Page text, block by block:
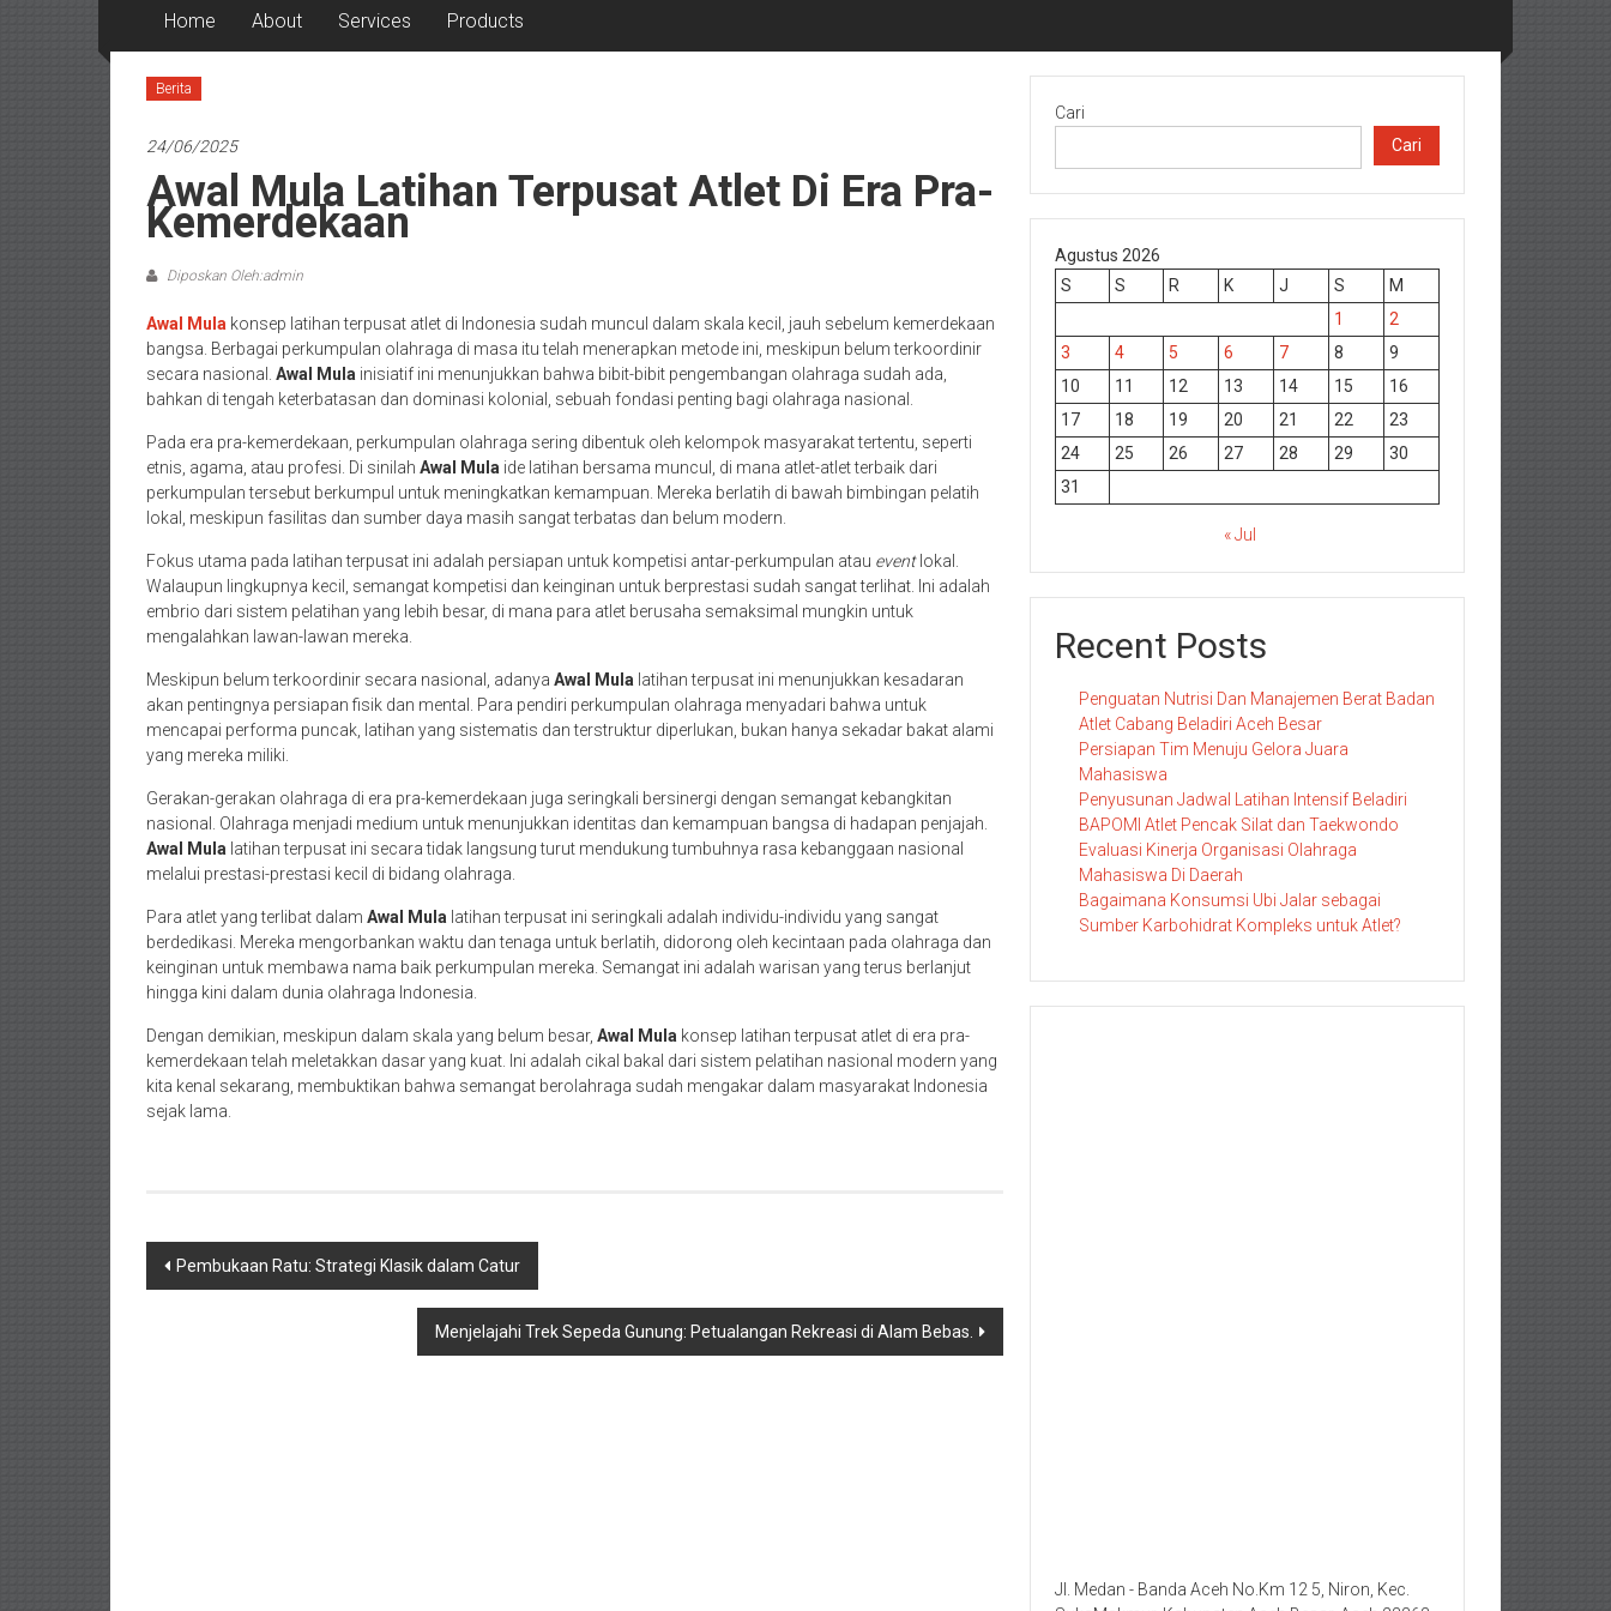
Home About Services Products
Berita
24/06/2025
Awal Mula Latihan Terpusat Atlet Di Era Pra-
Kemerdekaan
Diposkan Oleh:admin
Awal Mula konsep latihan terpusat atlet di Indonesia sudah muncul dalam skala kecil, jauh sebelum kemerdekaan
bangsa. Berbagai perkumpulan olahraga di masa itu telah menerapkan metode ini, meskipun belum terkoordinir
secara nasional. Awal Mula inisiatif ini menunjukkan bahwa bibit-bibit pengembangan olahraga sudah ada,
bahkan di tengah keterbatasan dan dominasi kolonial, sebuah fondasi penting bagi olahraga nasional.
Pada era pra-kemerdekaan, perkumpulan olahraga sering dibentuk oleh kelompok masyarakat tertentu, seperti
etnis, agama, atau profesi. Di sinilah Awal Mula ide latihan bersama muncul, di mana atlet-atlet terbaik dari
perkumpulan tersebut berkumpul untuk meningkatkan kemampuan. Mereka berlatih di bawah bimbingan pelatih
lokal, meskipun fasilitas dan sumber daya masih sangat terbatas dan belum modern.
Fokus utama pada latihan terpusat ini adalah persiapan untuk kompetisi antar-perkumpulan atau eventlokal.
Walaupun lingkupnya kecil, semangat kompetisi dan keinginan untuk berprestasi sudah sangat terlihat. Ini adalah
embrio dari sistem pelatihan yang lebih besar, di mana para atlet berusaha semaksimal mungkin untuk
mengalahkan lawan-lawan mereka.
Meskipun belum terkoordinir secara nasional, adanya Awal Mula latihan terpusat ini menunjukkan kesadaran
akan pentingnya persiapan fisik dan mental. Para pendiri perkumpulan olahraga menyadari bahwa untuk
mencapai performa puncak, latihan yang sistematis dan terstruktur diperlukan, bukan hanya sekadar bakat alami
yang mereka miliki.
Gerakan-gerakan olahraga di era pra-kemerdekaan juga seringkali bersinergi dengan semangat kebangkitan
nasional. Olahraga menjadi medium untuk menunjukkan identitas dan kemampuan bangsa di hadapan penjajah.
Awal Mula latihan terpusat ini secara tidak langsung turut mendukung tumbuhnya rasa kebanggaan nasional
melalui prestasi-prestasi kecil di bidang olahraga.
Para atlet yang terlibat dalam Awal Mula latihan terpusat ini seringkali adalah individu-individu yang sangat
berdedikasi. Mereka mengorbankan waktu dan tenaga untuk berlatih, didorong oleh kecintaan pada olahraga dan
keinginan untuk membawa nama baik perkumpulan mereka. Semangat ini adalah warisan yang terus berlanjut
hingga kini dalam dunia olahraga Indonesia.
Dengan demikian, meskipun dalam skala yang belum besar, Awal Mula konsep latihan terpusat atlet di era pra-
kemerdekaan telah meletakkan dasar yang kuat. Ini adalah cikal bakal dari sistem pelatihan nasional modern yang
kita kenal sekarang, membuktikan bahwa semangat berolahraga sudah mengakar dalam masyarakat Indonesia
sejak lama.
Navigasi
Pembukaan Ratu: Strategi Klasik dalam Catur
Menjelajahi Trek Sepeda Gunung: Petualangan Rekreasi di Alam Bebas.
Cari
Cari
Agustus 2026
S
S R K J S
M
1
2
3
4 5 6 7 8
9
10
11 12 13 14 15
16
17
18 19 20 21 22
23
24
25 26 27 28 29
30
31
« Jul
Recent Posts
Penguatan Nutrisi Dan Manajemen Berat Badan
Atlet Cabang Beladiri Aceh Besar
Persiapan Tim Menuju Gelora Juara
Mahasiswa
Penyusunan Jadwal Latihan Intensif Beladiri
BAPOMI Atlet Pencak Silat dan Taekwondo
Evaluasi Kinerja Organisasi Olahraga
Mahasiswa Di Daerah
Bagaimana Konsumsi Ubi Jalar sebagai
Sumber Karbohidrat Kompleks untuk Atlet?
Jl. Medan - Banda Aceh No.Km 12 5, Niron, Kec.